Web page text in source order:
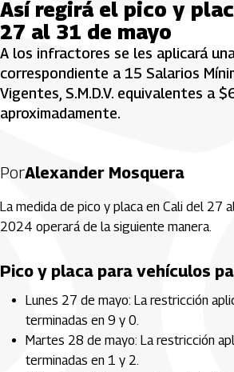
Así regirá el pico y
27 al 31 de mayo
A los infractores se les aplicará
correspondiente a 15 Salarios
Vigentes, S.M.D.V. equivalentes a
aproximadamente.
PorAlexander Mosquera
La medida de pico y placa en Cali del 27
2024 operará de la siguiente manera.
Pico y placa para vehículos
Lunes 27 de mayo: La restricción
terminadas en 9 y 0.
Martes 28 de mayo: La restricción
terminadas en 1 y 2.